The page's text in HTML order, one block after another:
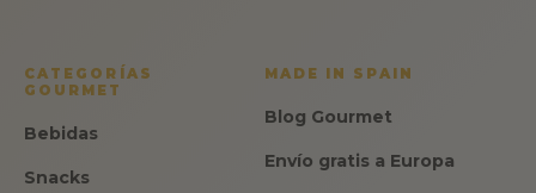
CATEGORÍAS
GOURMET
Bebidas
Snacks
MADE IN SPAIN
Blog Gourmet
Envío gratis a Europa